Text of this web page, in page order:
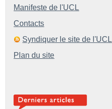
Manifeste de l'UCL
Contacts
Syndiquer le site de l'UCL
Plan du site